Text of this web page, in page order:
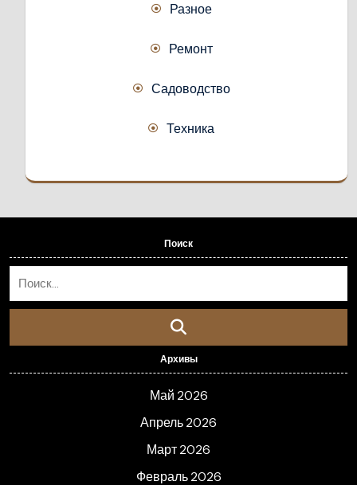
Разное
Ремонт
Садоводство
Техника
Поиск
Архивы
Май 2026
Апрель 2026
Март 2026
Февраль 2026